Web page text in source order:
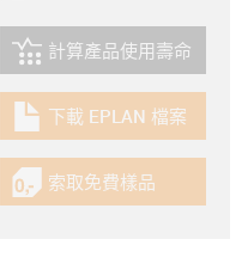
igus-icon-lebensdauerrechner
計算產品使用壽命
igus-icon-download-plan
下載 EPLAN 檔案
igus-icon-gratismuster
索取免費樣品